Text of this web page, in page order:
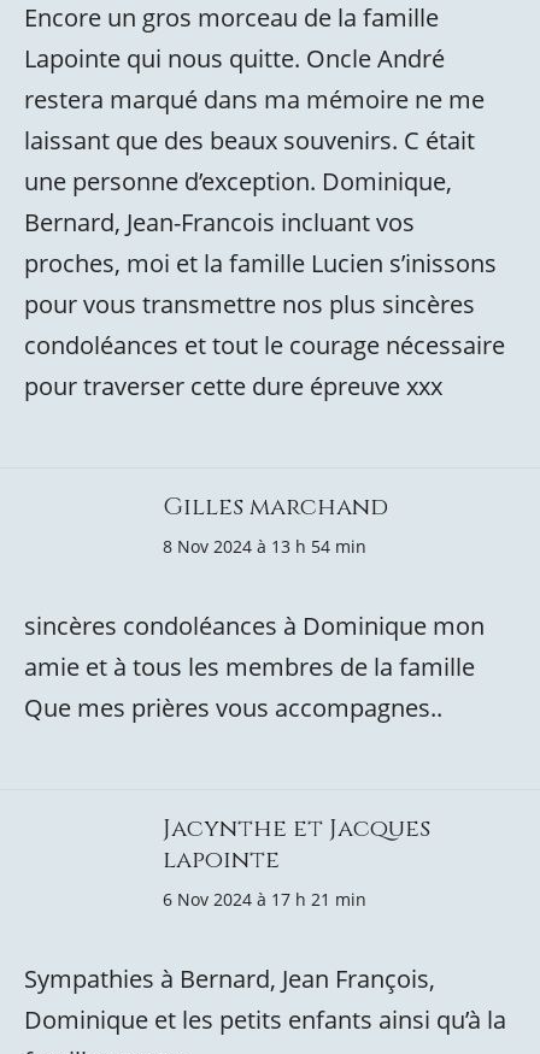
Encore un gros morceau de la famille
Lapointe qui nous quitte. Oncle André
restera marqué dans ma mémoire ne me
laissant que des beaux souvenirs. C était
une personne d’exception. Dominique,
Bernard, Jean-Francois incluant vos
proches, moi et la famille Lucien s’inissons
pour vous transmettre nos plus sincères
condoléances et tout le courage nécessaire
pour traverser cette dure épreuve xxx
Gilles marchand
8 Nov 2024 à 13 h 54 min
sincères condoléances à Dominique mon
amie et à tous les membres de la famille
Que mes prières vous accompagnes..
Jacynthe et Jacques
lapointe
6 Nov 2024 à 17 h 21 min
Sympathies à Bernard, Jean François,
Dominique et les petits enfants ainsi qu’à la